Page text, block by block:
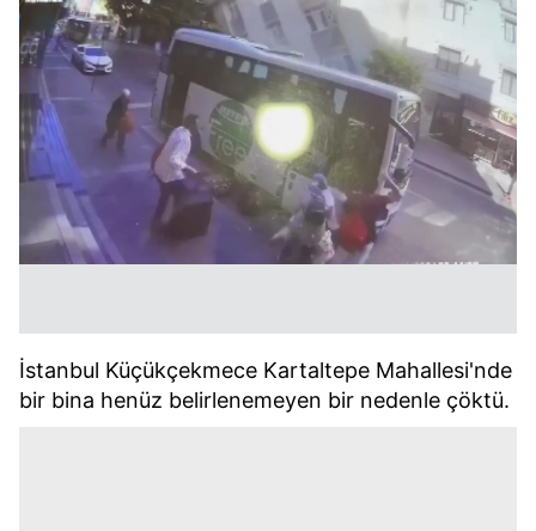
İstanbul Küçükçekmece Kartaltepe Mahallesi'nde
bir bina henüz belirlenemeyen bir nedenle çöktü.